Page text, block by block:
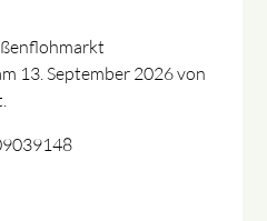
13. September 2026 von